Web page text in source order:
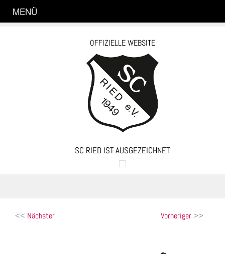
OFFIZIELLE WEBSITE
SC RIED IST AUSGEZEICHNET
MENÜ
Beitragsnavigation Vorheriger
Nächster